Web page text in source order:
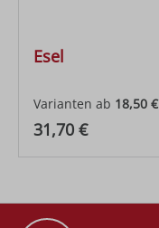
Esel
Varianten ab 18,50 €
Regulärer Preis:
31,70 €